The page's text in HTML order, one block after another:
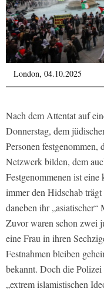
London, 04.10.2025
Nach dem Attentat auf
Donnerstag, dem
Personen festgenommen,
Netzwerk bilden, dem
Festgenommenen ist
immer den Hidschab
daneben ihr
Zuvor waren schon zwei
eine Frau in ihren
Festnahmen bleiben
bekannt. Doch die
„extrem islamistischen